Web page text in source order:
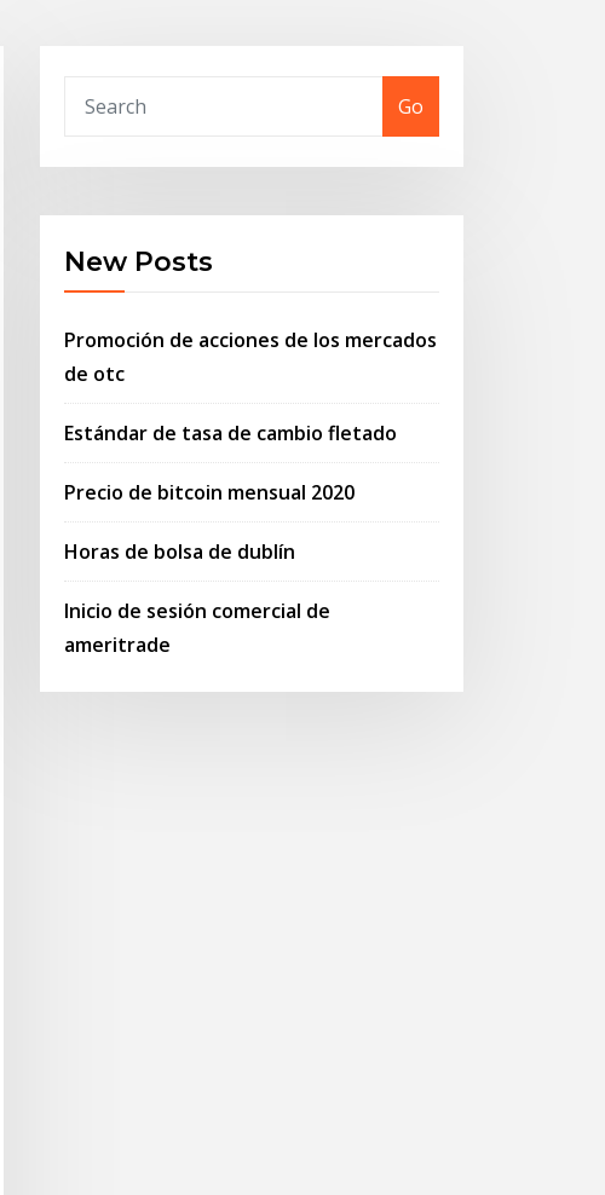
Go
New Posts
Promoción de acciones de los mercados
de otc
Estándar de tasa de cambio fletado
Precio de bitcoin mensual 2020
Horas de bolsa de dublín
Inicio de sesión comercial de
ameritrade